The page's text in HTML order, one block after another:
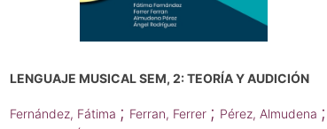
LENGUAJE MUSICAL SEM, 2: TEORÍA Y AUDICIÓN
Fernández, Fátima ; Ferran, Ferrer ; Pérez, Almudena ;